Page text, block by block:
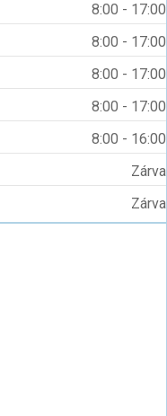
8:00 - 17:00
8:00 - 17:00
8:00 - 17:00
8:00 - 17:00
8:00 - 16:00
Zárva
Zárva